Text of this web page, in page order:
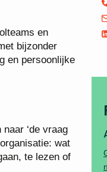
en
bijzonder
en persoonlijke
‘de vraag
wat
te lezen of